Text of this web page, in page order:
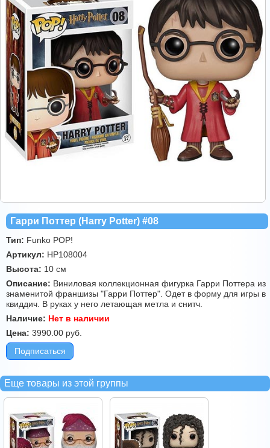
Гарри Поттер (Harry Potter) #08
Тип: Funko POP!
Артикул: HP108004
Высота: 10 см
Описание: Виниловая коллекционная фигурка Гарри Поттера из
знаменитой франшизы "Гарри Поттер". Одет в форму для игры в
квиддич. В руках у него летающая метла и снитч.
Наличие: Нет в наличии
Цена: 3990.00 руб.
Подписаться
Еще товары из этой группы